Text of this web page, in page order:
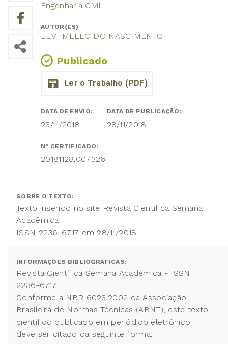
Engenharia Civil
AUTOR(ES)
LEVI MELLO DO NASCIMENTO
Publicado
DATA DE ENVIO:
23/11/2018
DATA DE PUBLICAÇÃO:
28/11/2018
Nº CERTIFICADO:
20181128.007326
SOBRE O TEXTO:
Texto inserido no site Revista Científica Semana
Acadêmica
ISSN 2236-6717 em 28/11/2018.
INFORMAÇÕES BIBLIOGRÁFICAS:
Revista Científica Semana Acadêmica - ISSN
2236-6717
Conforme a NBR 6023:2002 da Associação
Brasileira de Normas Técnicas (ABNT), este texto
científico publicado em periódico eletrônico
deve ser citado da seguinte forma: